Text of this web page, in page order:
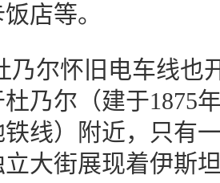
店等。
乃尔怀旧电车线也
乃尔（建于1875
线）附近，只有
大街展现着伊斯